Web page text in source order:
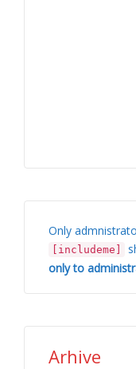
Only
[includeme]
only to
Arhive